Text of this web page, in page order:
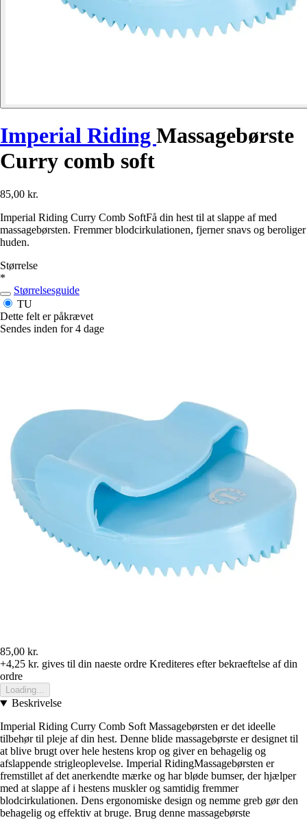
Imperial Riding Massagebørste
Curry comb soft
85,00 kr.
Imperial Riding Curry Comb SoftFå din hest til at slappe af med
massagebørsten. Fremmer blodcirkulationen, fjerner snavs og beroliger
huden.
Størrelse
*
Størrelsesguide
TU
Dette felt er påkrævet
Sendes inden for 4 dage
85,00 kr.
+4,25 kr. gives til din naeste ordre Krediteres efter bekraeftelse af din
ordre
Loading...
Beskrivelse
Imperial Riding Curry Comb Soft Massagebørsten er det ideelle
tilbehør til pleje af din hest. Denne blide massagebørste er designet til
at blive brugt over hele hestens krop og giver en behagelig og
afslappende strigleoplevelse. Imperial RidingMassagebørsten er
fremstillet af det anerkendte mærke og har bløde bumser, der hjælper
med at slappe af i hestens muskler og samtidig fremmer
blodcirkulationen. Dens ergonomiske design og nemme greb gør den
behagelig og effektiv at bruge. Brug denne massagebørste